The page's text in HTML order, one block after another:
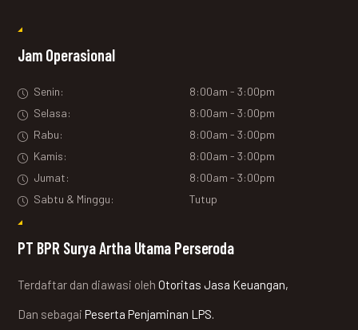
Jam Operasional
Senin:
8:00am - 3:00pm
Selasa:
8:00am - 3:00pm
Rabu:
8:00am - 3:00pm
Kamis:
8:00am - 3:00pm
Jumat:
8:00am - 3:00pm
Sabtu & Minggu:
Tutup
PT BPR Surya Artha Utama Perseroda
Terdaftar dan diawasi olehOtoritas Jasa Keuangan,
Dan sebagaiPeserta Penjaminan LPS.